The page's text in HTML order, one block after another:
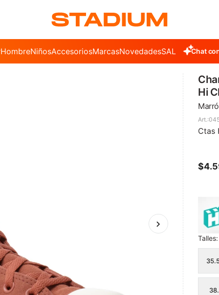
HombreNiñosAccesoriosMarcasNovedadesSALE Chat
Hi
Ctas
$
Talles: